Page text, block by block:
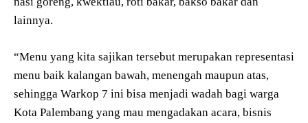
lainnya.
“Menu yang kita sajikan tersebut merupakan representasi
menu baik kalangan bawah, menengah maupun atas,
sehingga Warkop 7 ini bisa menjadi wadah bagi warga
Kota Palembang yang mau mengadakan acara, bisnis